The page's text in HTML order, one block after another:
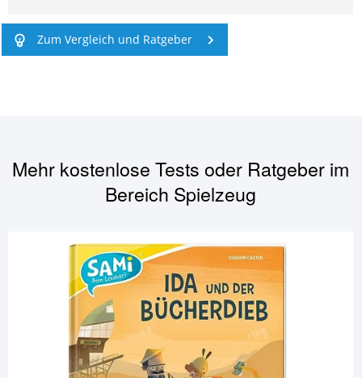
Zum Vergleich und Ratgeber
Mehr kostenlose Tests oder Ratgeber im
Bereich Spielzeug